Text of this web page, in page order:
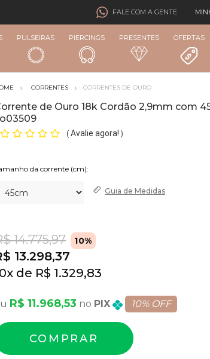
FALE COM A GENTE
PULSEIRAS PIERCINGS PRESENTES OFERTAS
CORRENTES CORRENTES DE OURO
de Ouro 18k Cordão 2,9mm com
( Avalie agora! )
da corrente (cm):
Guia de Medidas
14.775,97 10%
13.298,37
x R$ 1.329,83
R$ 11.968,53 PIX 10% OFF
COMPRAR